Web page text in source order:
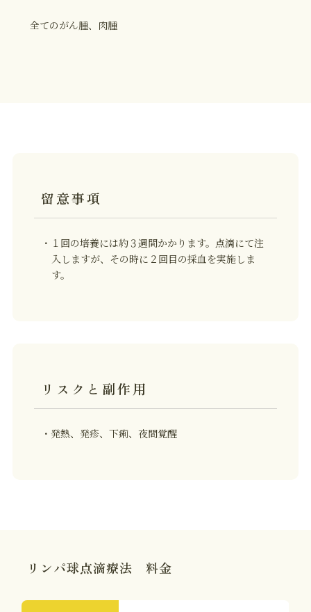
全てのがん腫、肉腫
留意事項
・１回の培養には約３週間かかります。点滴にて注
入しますが、その時に２回目の採血を実施しま
す。
リスクと副作用
・発熱、発疹、下痢、夜間覚醒
リンパ球点滴療法 料金